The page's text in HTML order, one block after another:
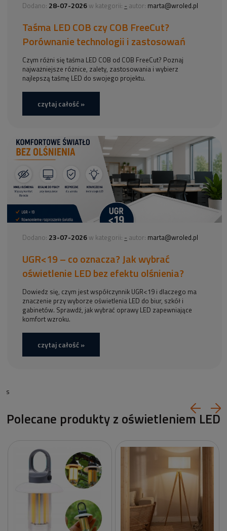
Dodano: 28-07-2026 w kategorii: - autor: marta@wroled.pl
Taśma LED COB czy COB FreeCut?
Porównanie technologii i zastosowań
Czym różni się taśma LED COB od COB FreeCut? Poznaj
najważniejsze różnice, zalety, zastosowania i wybierz
najlepszą taśmę LED do swojego projektu.
czytaj całość »
Dodano: 23-07-2026 w kategorii: - autor: marta@wroled.pl
UGR<19 – co oznacza? Jak wybrać
oświetlenie LED bez efektu olśnienia?
Dowiedz się, czym jest współczynnik UGR<19 i dlaczego ma
znaczenie przy wyborze oświetlenia LED do biur, szkół i
gabinetów. Sprawdź, jak wybrać oprawy LED zapewniające
komfort wzroku.
czytaj całość »
s
Polecane produkty z oświetleniem LED